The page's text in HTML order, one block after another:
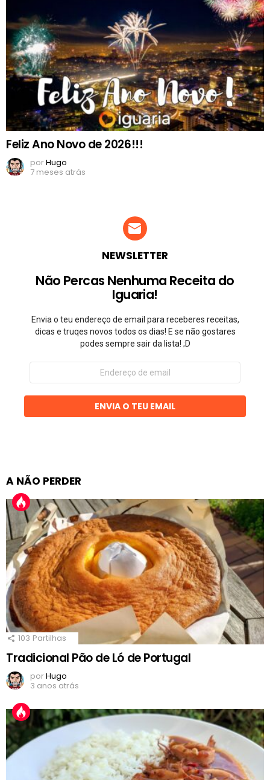
Feliz Ano Novo de 2026!!!
porHugo
7 meses atrás
NEWSLETTER
Não Percas Nenhuma Receita do
Iguaria!
Envia o teu endereço de email para receberes receitas,
dicas e truqes novos todos os dias! E se não gostares
podes sempre sair da lista! ;D
Endereço
email
ENVIA O TEU EMAIL
A NÃO PERDER
103 Partilhas
Tradicional Pão de Ló de Portugal
porHugo
3 anos atrás